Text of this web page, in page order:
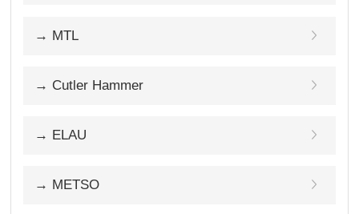
→ MTL
→ Cutler Hammer
→ ELAU
→ METSO